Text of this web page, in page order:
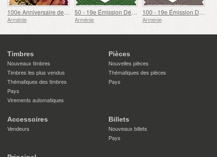
100e Anniversaire de Gohar Gasparyan
Arménie
50 - 19e Émission Définitive, Armoiries Arméniennes
Arménie
100 - 19e Émission Définitive, Armoiries Arméniennes
Arménie
Timbres
Nouveaux timbres
Timbres les plus vendus
Thématiques des timbres
Pays
Virements automatiques
Pièces
Nouvelles pièces
Thématiques des pièces
Pays
Accessoires
Vendeurs
Billets
Nouveaux billets
Pays